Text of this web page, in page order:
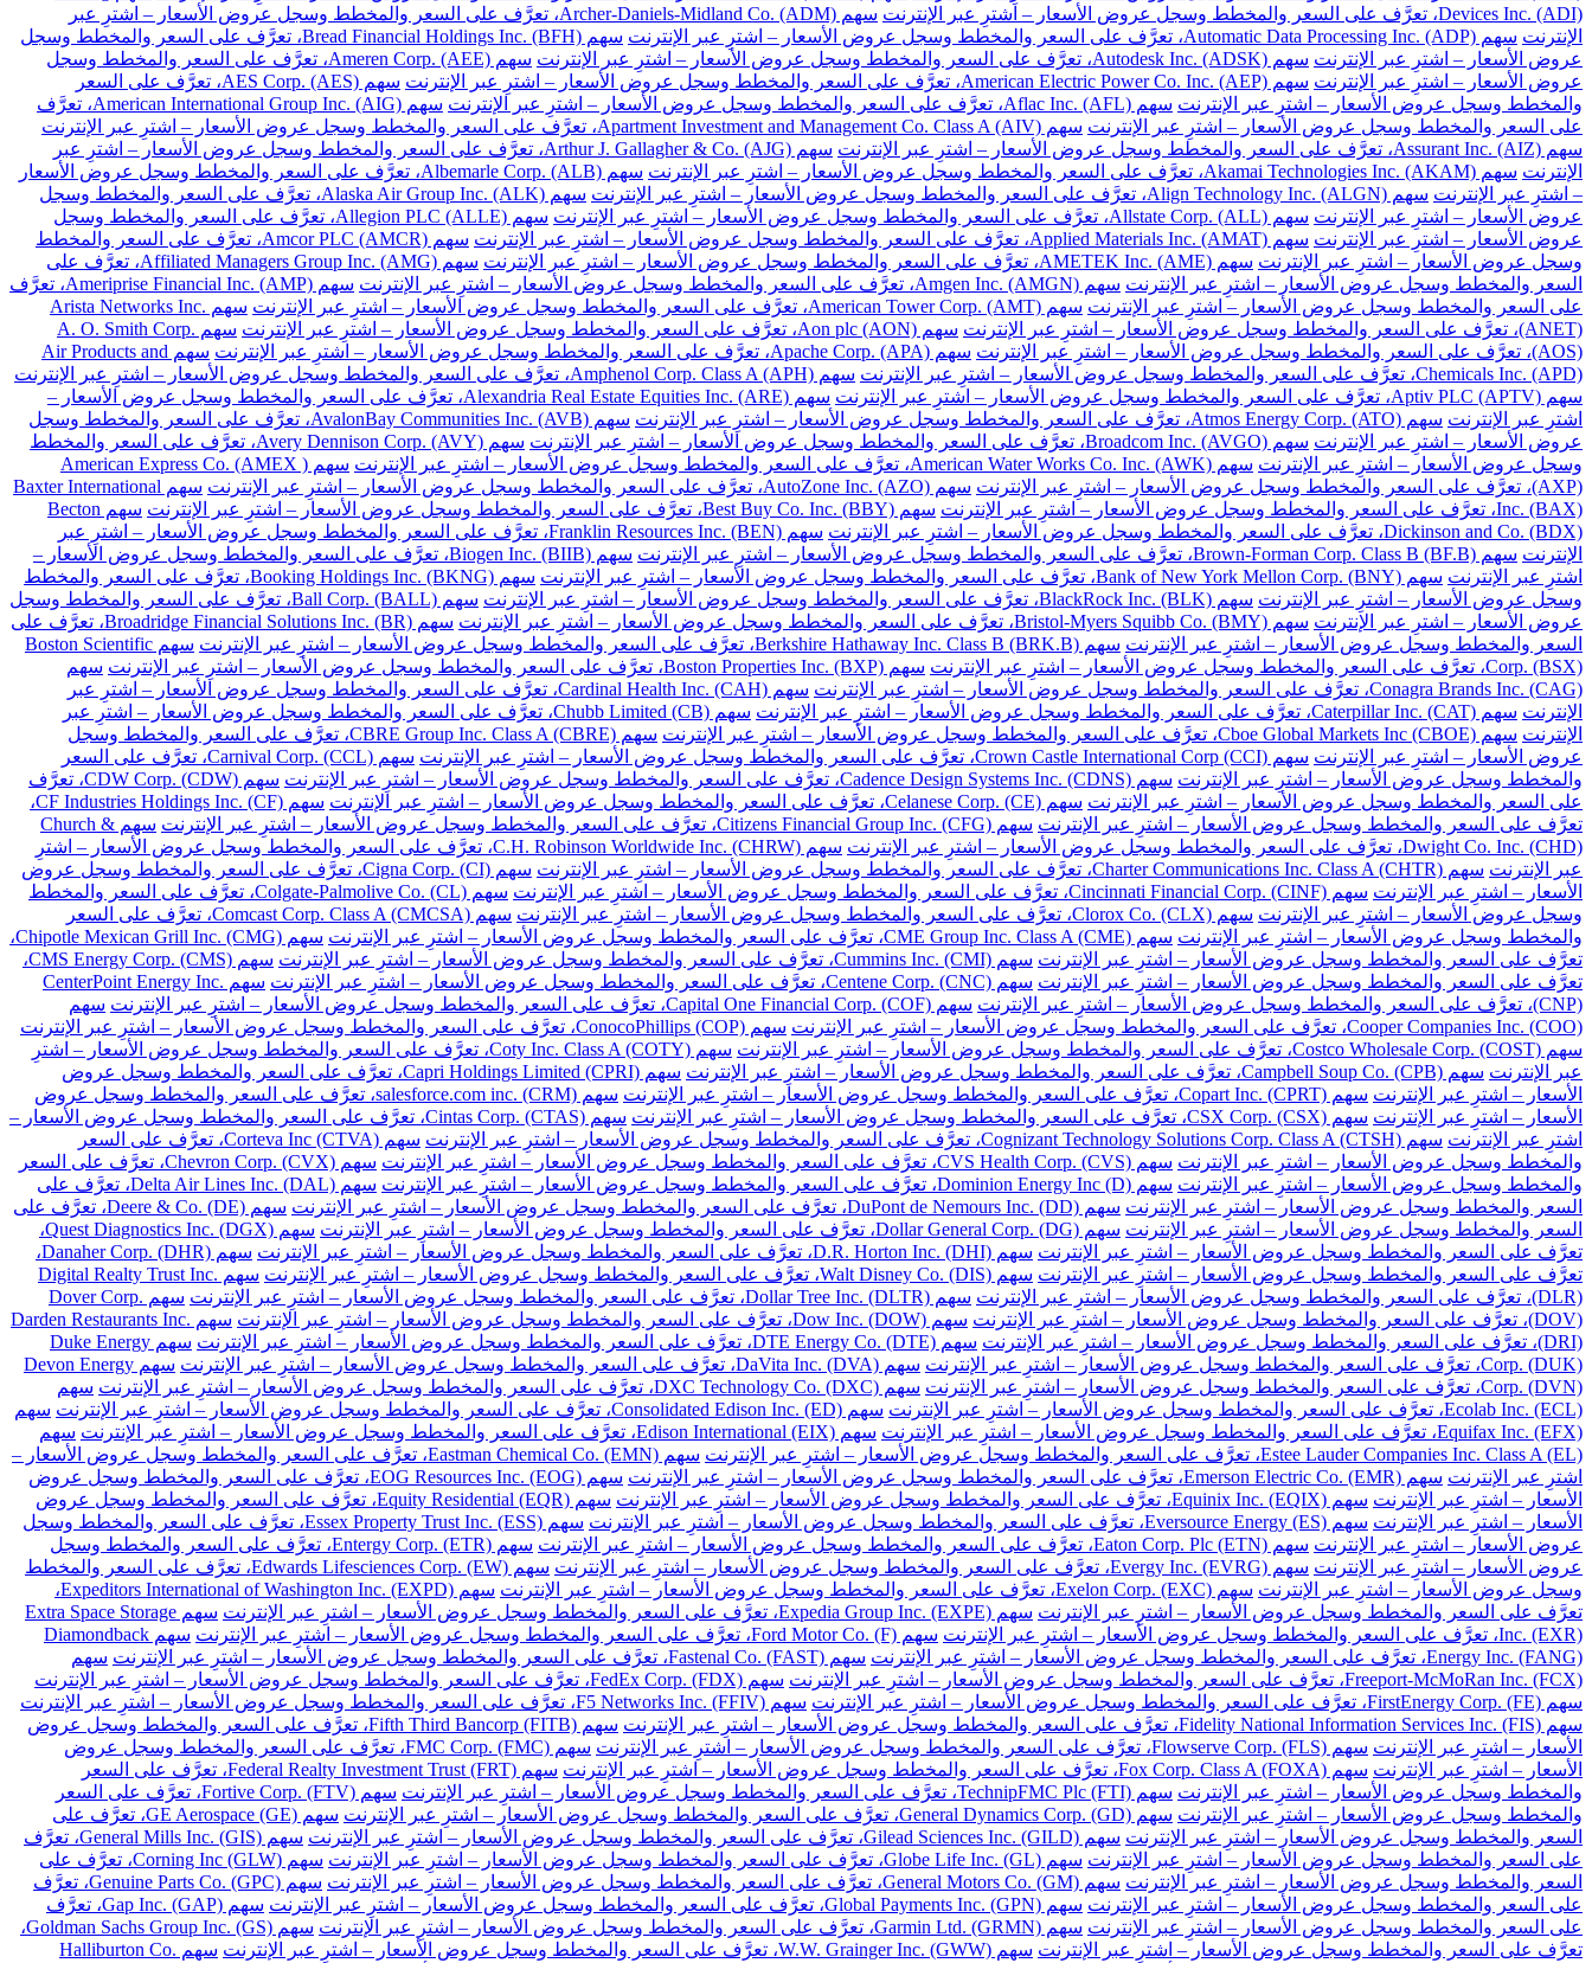
Devices Inc. (ADI)، تعرَّف على السعر والمخطط وسجل عروض الأسعار – اشترِ عبر الإنترنت
سهم Archer-Daniels-Midland Co. (ADM)، تعرَّف على السعر والمخطط وسجل عروض الأسعار – اشترِ عبر
الإنترنت سهم Automatic Data Processing Inc. (ADP)، تعرَّف على السعر والمخطط وسجل عروض الأسعار – اشترِ عبر الإنترنت
سهم Bread Financial Holdings Inc. (BFH)، تعرَّف على السعر والمخطط وسجل
عروض الأسعار – اشترِ عبر الإنترنت سهم Autodesk Inc. (ADSK)، تعرَّف على السعر والمخطط وسجل عروض الأسعار – اشترِ عبر الإنترنت
سهم Ameren Corp. (AEE)، تعرَّف على السعر والمخطط وسجل
عروض الأسعار – اشترِ عبر الإنترنت سهم American Electric Power Co. Inc. (AEP)، تعرَّف على السعر والمخطط وسجل عروض الأسعار – اشترِ عبر الإنترنت
سهم AES Corp. (AES)، تعرَّف على السعر
والمخطط وسجل عروض الأسعار – اشترِ عبر الإنترنت سهم Aflac Inc. (AFL)، تعرَّف على السعر والمخطط وسجل عروض الأسعار – اشترِ عبر الإنترنت
سهم American International Group Inc. (AIG)، تعرَّف
على السعر والمخطط وسجل عروض الأسعار – اشترِ عبر الإنترنت سهم Apartment Investment and Management Co. Class A (AIV)، تعرَّف على السعر والمخطط وسجل عروض الأسعار – اشترِ عبر الإنترنت
سهم Assurant Inc. (AIZ)، تعرَّف على السعر والمخطط وسجل عروض الأسعار – اشترِ عبر الإنترنت
سهم Arthur J. Gallagher & Co. (AJG)، تعرَّف على السعر والمخطط وسجل عروض الأسعار – اشترِ عبر
الإنترنت سهم Akamai Technologies Inc. (AKAM)، تعرَّف على السعر والمخطط وسجل عروض الأسعار – اشترِ عبر الإنترنت
سهم Albemarle Corp. (ALB)، تعرَّف على السعر والمخطط وسجل عروض الأسعار
– اشترِ عبر الإنترنت سهم Align Technology Inc. (ALGN)، تعرَّف على السعر والمخطط وسجل عروض الأسعار – اشترِ عبر الإنترنت
سهم Alaska Air Group Inc. (ALK)، تعرَّف على السعر والمخطط وسجل
عروض الأسعار – اشترِ عبر الإنترنت سهم Allstate Corp. (ALL)، تعرَّف على السعر والمخطط وسجل عروض الأسعار – اشترِ عبر الإنترنت
سهم Allegion PLC (ALLE)، تعرَّف على السعر والمخطط وسجل
عروض الأسعار – اشترِ عبر الإنترنت سهم Applied Materials Inc. (AMAT)، تعرَّف على السعر والمخطط وسجل عروض الأسعار – اشترِ عبر الإنترنت
سهم Amcor PLC (AMCR)، تعرَّف على السعر والمخطط
وسجل عروض الأسعار – اشترِ عبر الإنترنت سهم AMETEK Inc. (AME)، تعرَّف على السعر والمخطط وسجل عروض الأسعار – اشترِ عبر الإنترنت
سهم Affiliated Managers Group Inc. (AMG)، تعرَّف على
السعر والمخطط وسجل عروض الأسعار – اشترِ عبر الإنترنت سهم Amgen Inc. (AMGN)، تعرَّف على السعر والمخطط وسجل عروض الأسعار – اشترِ عبر الإنترنت
سهم Ameriprise Financial Inc. (AMP)، تعرَّف
على السعر والمخطط وسجل عروض الأسعار – اشترِ عبر الإنترنت سهم American Tower Corp. (AMT)، تعرَّف على السعر والمخطط وسجل عروض الأسعار – اشترِ عبر الإنترنت
سهم Arista Networks Inc.
(ANET)، تعرَّف على السعر والمخطط وسجل عروض الأسعار – اشترِ عبر الإنترنت
سهم Aon plc (AON)، تعرَّف على السعر والمخطط وسجل عروض الأسعار – اشترِ عبر الإنترنت
سهم A. O. Smith Corp.
(AOS)، تعرَّف على السعر والمخطط وسجل عروض الأسعار – اشترِ عبر الإنترنت
سهم Apache Corp. (APA)، تعرَّف على السعر والمخطط وسجل عروض الأسعار – اشترِ عبر الإنترنت
سهم Air Products and
Chemicals Inc. (APD)، تعرَّف على السعر والمخطط وسجل عروض الأسعار – اشترِ عبر الإنترنت
سهم Amphenol Corp. Class A (APH)، تعرَّف على السعر والمخطط وسجل عروض الأسعار – اشترِ عبر الإنترنت
سهم Aptiv PLC (APTV)، تعرَّف على السعر والمخطط وسجل عروض الأسعار – اشترِ عبر الإنترنت
سهم Alexandria Real Estate Equities Inc. (ARE)، تعرَّف على السعر والمخطط وسجل عروض الأسعار –
اشترِ عبر الإنترنت سهم Atmos Energy Corp. (ATO)، تعرَّف على السعر والمخطط وسجل عروض الأسعار – اشترِ عبر الإنترنت
سهم AvalonBay Communities Inc. (AVB)، تعرَّف على السعر والمخطط وسجل
عروض الأسعار – اشترِ عبر الإنترنت سهم Broadcom Inc. (AVGO)، تعرَّف على السعر والمخطط وسجل عروض الأسعار – اشترِ عبر الإنترنت
سهم Avery Dennison Corp. (AVY)، تعرَّف على السعر والمخطط
وسجل عروض الأسعار – اشترِ عبر الإنترنت سهم American Water Works Co. Inc. (AWK)، تعرَّف على السعر والمخطط وسجل عروض الأسعار – اشترِ عبر الإنترنت
سهم American Express Co. (AMEX )
(AXP)، تعرَّف على السعر والمخطط وسجل عروض الأسعار – اشترِ عبر الإنترنت
سهم AutoZone Inc. (AZO)، تعرَّف على السعر والمخطط وسجل عروض الأسعار – اشترِ عبر الإنترنت
سهم Baxter International
Inc. (BAX)، تعرَّف على السعر والمخطط وسجل عروض الأسعار – اشترِ عبر الإنترنت
سهم Best Buy Co. Inc. (BBY)، تعرَّف على السعر والمخطط وسجل عروض الأسعار – اشترِ عبر الإنترنت
سهم Becton
Dickinson and Co. (BDX)، تعرَّف على السعر والمخطط وسجل عروض الأسعار – اشترِ عبر الإنترنت
سهم Franklin Resources Inc. (BEN)، تعرَّف على السعر والمخطط وسجل عروض الأسعار – اشترِ عبر
الإنترنت سهم Brown-Forman Corp. Class B (BF.B)، تعرَّف على السعر والمخطط وسجل عروض الأسعار – اشترِ عبر الإنترنت
سهم Biogen Inc. (BIIB)، تعرَّف على السعر والمخطط وسجل عروض الأسعار –
اشترِ عبر الإنترنت سهم Bank of New York Mellon Corp. (BNY)، تعرَّف على السعر والمخطط وسجل عروض الأسعار – اشترِ عبر الإنترنت
سهم Booking Holdings Inc. (BKNG)، تعرَّف على السعر والمخطط
وسجل عروض الأسعار – اشترِ عبر الإنترنت سهم BlackRock Inc. (BLK)، تعرَّف على السعر والمخطط وسجل عروض الأسعار – اشترِ عبر الإنترنت
سهم Ball Corp. (BALL)، تعرَّف على السعر والمخطط وسجل
عروض الأسعار – اشترِ عبر الإنترنت سهم Bristol-Myers Squibb Co. (BMY)، تعرَّف على السعر والمخطط وسجل عروض الأسعار – اشترِ عبر الإنترنت
سهم Broadridge Financial Solutions Inc. (BR)، تعرَّف على
السعر والمخطط وسجل عروض الأسعار – اشترِ عبر الإنترنت سهم Berkshire Hathaway Inc. Class B (BRK.B)، تعرَّف على السعر والمخطط وسجل عروض الأسعار – اشترِ عبر الإنترنت
سهم Boston Scientific
Corp. (BSX)، تعرَّف على السعر والمخطط وسجل عروض الأسعار – اشترِ عبر الإنترنت
سهم Boston Properties Inc. (BXP)، تعرَّف على السعر والمخطط وسجل عروض الأسعار – اشترِ عبر الإنترنت
سهم
Conagra Brands Inc. (CAG)، تعرَّف على السعر والمخطط وسجل عروض الأسعار – اشترِ عبر الإنترنت
سهم Cardinal Health Inc. (CAH)، تعرَّف على السعر والمخطط وسجل عروض الأسعار – اشترِ عبر
الإنترنت سهم Caterpillar Inc. (CAT)، تعرَّف على السعر والمخطط وسجل عروض الأسعار – اشترِ عبر الإنترنت
سهم Chubb Limited (CB)، تعرَّف على السعر والمخطط وسجل عروض الأسعار – اشترِ عبر
الإنترنت سهم Cboe Global Markets Inc (CBOE)، تعرَّف على السعر والمخطط وسجل عروض الأسعار – اشترِ عبر الإنترنت
سهم CBRE Group Inc. Class A (CBRE)، تعرَّف على السعر والمخطط وسجل
عروض الأسعار – اشترِ عبر الإنترنت سهم Crown Castle International Corp (CCI)، تعرَّف على السعر والمخطط وسجل عروض الأسعار – اشترِ عبر الإنترنت
سهم Carnival Corp. (CCL)، تعرَّف على السعر
والمخطط وسجل عروض الأسعار – اشترِ عبر الإنترنت سهم Cadence Design Systems Inc. (CDNS)، تعرَّف على السعر والمخطط وسجل عروض الأسعار – اشترِ عبر الإنترنت
سهم CDW Corp. (CDW)، تعرَّف
على السعر والمخطط وسجل عروض الأسعار – اشترِ عبر الإنترنت سهم Celanese Corp. (CE)، تعرَّف على السعر والمخطط وسجل عروض الأسعار – اشترِ عبر الإنترنت
سهم CF Industries Holdings Inc. (CF)،
تعرَّف على السعر والمخطط وسجل عروض الأسعار – اشترِ عبر الإنترنت سهم Citizens Financial Group Inc. (CFG)، تعرَّف على السعر والمخطط وسجل عروض الأسعار – اشترِ عبر الإنترنت
سهم Church &
Dwight Co. Inc. (CHD)، تعرَّف على السعر والمخطط وسجل عروض الأسعار – اشترِ عبر الإنترنت
سهم C.H. Robinson Worldwide Inc. (CHRW)، تعرَّف على السعر والمخطط وسجل عروض الأسعار – اشترِ
عبر الإنترنت سهم Charter Communications Inc. Class A (CHTR)، تعرَّف على السعر والمخطط وسجل عروض الأسعار – اشترِ عبر الإنترنت
سهم Cigna Corp. (CI)، تعرَّف على السعر والمخطط وسجل عروض
الأسعار – اشترِ عبر الإنترنت سهم Cincinnati Financial Corp. (CINF)، تعرَّف على السعر والمخطط وسجل عروض الأسعار – اشترِ عبر الإنترنت
سهم Colgate-Palmolive Co. (CL)، تعرَّف على السعر والمخطط
وسجل عروض الأسعار – اشترِ عبر الإنترنت سهم Clorox Co. (CLX)، تعرَّف على السعر والمخطط وسجل عروض الأسعار – اشترِ عبر الإنترنت
سهم Comcast Corp. Class A (CMCSA)، تعرَّف على السعر
والمخطط وسجل عروض الأسعار – اشترِ عبر الإنترنت سهم CME Group Inc. Class A (CME)، تعرَّف على السعر والمخطط وسجل عروض الأسعار – اشترِ عبر الإنترنت
سهم Chipotle Mexican Grill Inc. (CMG)،
تعرَّف على السعر والمخطط وسجل عروض الأسعار – اشترِ عبر الإنترنت سهم Cummins Inc. (CMI)، تعرَّف على السعر والمخطط وسجل عروض الأسعار – اشترِ عبر الإنترنت
سهم CMS Energy Corp. (CMS)،
تعرَّف على السعر والمخطط وسجل عروض الأسعار – اشترِ عبر الإنترنت سهم Centene Corp. (CNC)، تعرَّف على السعر والمخطط وسجل عروض الأسعار – اشترِ عبر الإنترنت
سهم CenterPoint Energy Inc.
(CNP)، تعرَّف على السعر والمخطط وسجل عروض الأسعار – اشترِ عبر الإنترنت
سهم Capital One Financial Corp. (COF)، تعرَّف على السعر والمخطط وسجل عروض الأسعار – اشترِ عبر الإنترنت
سهم
Cooper Companies Inc. (COO)، تعرَّف على السعر والمخطط وسجل عروض الأسعار – اشترِ عبر الإنترنت
سهم ConocoPhillips (COP)، تعرَّف على السعر والمخطط وسجل عروض الأسعار – اشترِ عبر الإنترنت
سهم Costco Wholesale Corp. (COST)، تعرَّف على السعر والمخطط وسجل عروض الأسعار – اشترِ عبر الإنترنت
سهم Coty Inc. Class A (COTY)، تعرَّف على السعر والمخطط وسجل عروض الأسعار – اشترِ
عبر الإنترنت سهم Campbell Soup Co. (CPB)، تعرَّف على السعر والمخطط وسجل عروض الأسعار – اشترِ عبر الإنترنت
سهم Capri Holdings Limited (CPRI)، تعرَّف على السعر والمخطط وسجل عروض
الأسعار – اشترِ عبر الإنترنت سهم Copart Inc. (CPRT)، تعرَّف على السعر والمخطط وسجل عروض الأسعار – اشترِ عبر الإنترنت
سهم salesforce.com inc. (CRM)، تعرَّف على السعر والمخطط وسجل عروض
الأسعار – اشترِ عبر الإنترنت سهم CSX Corp. (CSX)، تعرَّف على السعر والمخطط وسجل عروض الأسعار – اشترِ عبر الإنترنت
سهم Cintas Corp. (CTAS)، تعرَّف على السعر والمخطط وسجل عروض الأسعار –
اشترِ عبر الإنترنت سهم Cognizant Technology Solutions Corp. Class A (CTSH)، تعرَّف على السعر والمخطط وسجل عروض الأسعار – اشترِ عبر الإنترنت
سهم Corteva Inc (CTVA)، تعرَّف على السعر
والمخطط وسجل عروض الأسعار – اشترِ عبر الإنترنت سهم CVS Health Corp. (CVS)، تعرَّف على السعر والمخطط وسجل عروض الأسعار – اشترِ عبر الإنترنت
سهم Chevron Corp. (CVX)، تعرَّف على السعر
والمخطط وسجل عروض الأسعار – اشترِ عبر الإنترنت سهم Dominion Energy Inc (D)، تعرَّف على السعر والمخطط وسجل عروض الأسعار – اشترِ عبر الإنترنت
سهم Delta Air Lines Inc. (DAL)، تعرَّف على
السعر والمخطط وسجل عروض الأسعار – اشترِ عبر الإنترنت سهم DuPont de Nemours Inc. (DD)، تعرَّف على السعر والمخطط وسجل عروض الأسعار – اشترِ عبر الإنترنت
سهم Deere & Co. (DE)، تعرَّف على
السعر والمخطط وسجل عروض الأسعار – اشترِ عبر الإنترنت سهم Dollar General Corp. (DG)، تعرَّف على السعر والمخطط وسجل عروض الأسعار – اشترِ عبر الإنترنت
سهم Quest Diagnostics Inc. (DGX)،
تعرَّف على السعر والمخطط وسجل عروض الأسعار – اشترِ عبر الإنترنت سهم D.R. Horton Inc. (DHI)، تعرَّف على السعر والمخطط وسجل عروض الأسعار – اشترِ عبر الإنترنت
سهم Danaher Corp. (DHR)،
تعرَّف على السعر والمخطط وسجل عروض الأسعار – اشترِ عبر الإنترنت سهم Walt Disney Co. (DIS)، تعرَّف على السعر والمخطط وسجل عروض الأسعار – اشترِ عبر الإنترنت
سهم Digital Realty Trust Inc.
(DLR)، تعرَّف على السعر والمخطط وسجل عروض الأسعار – اشترِ عبر الإنترنت
سهم Dollar Tree Inc. (DLTR)، تعرَّف على السعر والمخطط وسجل عروض الأسعار – اشترِ عبر الإنترنت
سهم Dover Corp.
(DOV)، تعرَّف على السعر والمخطط وسجل عروض الأسعار – اشترِ عبر الإنترنت
سهم Dow Inc. (DOW)، تعرَّف على السعر والمخطط وسجل عروض الأسعار – اشترِ عبر الإنترنت
سهم Darden Restaurants Inc.
(DRI)، تعرَّف على السعر والمخطط وسجل عروض الأسعار – اشترِ عبر الإنترنت
سهم DTE Energy Co. (DTE)، تعرَّف على السعر والمخطط وسجل عروض الأسعار – اشترِ عبر الإنترنت
سهم Duke Energy
Corp. (DUK)، تعرَّف على السعر والمخطط وسجل عروض الأسعار – اشترِ عبر الإنترنت
سهم DaVita Inc. (DVA)، تعرَّف على السعر والمخطط وسجل عروض الأسعار – اشترِ عبر الإنترنت
سهم Devon Energy
Corp. (DVN)، تعرَّف على السعر والمخطط وسجل عروض الأسعار – اشترِ عبر الإنترنت
سهم DXC Technology Co. (DXC)، تعرَّف على السعر والمخطط وسجل عروض الأسعار – اشترِ عبر الإنترنت
سهم
Ecolab Inc. (ECL)، تعرَّف على السعر والمخطط وسجل عروض الأسعار – اشترِ عبر الإنترنت
سهم Consolidated Edison Inc. (ED)، تعرَّف على السعر والمخطط وسجل عروض الأسعار – اشترِ عبر الإنترنت
سهم
Equifax Inc. (EFX)، تعرَّف على السعر والمخطط وسجل عروض الأسعار – اشترِ عبر الإنترنت
سهم Edison International (EIX)، تعرَّف على السعر والمخطط وسجل عروض الأسعار – اشترِ عبر الإنترنت
سهم
Estee Lauder Companies Inc. Class A (EL)، تعرَّف على السعر والمخطط وسجل عروض الأسعار – اشترِ عبر الإنترنت
سهم Eastman Chemical Co. (EMN)، تعرَّف على السعر والمخطط وسجل عروض الأسعار –
اشترِ عبر الإنترنت سهم Emerson Electric Co. (EMR)، تعرَّف على السعر والمخطط وسجل عروض الأسعار – اشترِ عبر الإنترنت
سهم EOG Resources Inc. (EOG)، تعرَّف على السعر والمخطط وسجل عروض
الأسعار – اشترِ عبر الإنترنت سهم Equinix Inc. (EQIX)، تعرَّف على السعر والمخطط وسجل عروض الأسعار – اشترِ عبر الإنترنت
سهم Equity Residential (EQR)، تعرَّف على السعر والمخطط وسجل عروض
الأسعار – اشترِ عبر الإنترنت سهم Eversource Energy (ES)، تعرَّف على السعر والمخطط وسجل عروض الأسعار – اشترِ عبر الإنترنت
سهم Essex Property Trust Inc. (ESS)، تعرَّف على السعر والمخطط وسجل
عروض الأسعار – اشترِ عبر الإنترنت سهم Eaton Corp. Plc (ETN)، تعرَّف على السعر والمخطط وسجل عروض الأسعار – اشترِ عبر الإنترنت
سهم Entergy Corp. (ETR)، تعرَّف على السعر والمخطط وسجل
عروض الأسعار – اشترِ عبر الإنترنت سهم Evergy Inc. (EVRG)، تعرَّف على السعر والمخطط وسجل عروض الأسعار – اشترِ عبر الإنترنت
سهم Edwards Lifesciences Corp. (EW)، تعرَّف على السعر والمخطط
وسجل عروض الأسعار – اشترِ عبر الإنترنت سهم Exelon Corp. (EXC)، تعرَّف على السعر والمخطط وسجل عروض الأسعار – اشترِ عبر الإنترنت
سهم Expeditors International of Washington Inc. (EXPD)،
تعرَّف على السعر والمخطط وسجل عروض الأسعار – اشترِ عبر الإنترنت سهم Expedia Group Inc. (EXPE)، تعرَّف على السعر والمخطط وسجل عروض الأسعار – اشترِ عبر الإنترنت
سهم Extra Space Storage
Inc. (EXR)، تعرَّف على السعر والمخطط وسجل عروض الأسعار – اشترِ عبر الإنترنت
سهم Ford Motor Co. (F)، تعرَّف على السعر والمخطط وسجل عروض الأسعار – اشترِ عبر الإنترنت
سهم Diamondback
Energy Inc. (FANG)، تعرَّف على السعر والمخطط وسجل عروض الأسعار – اشترِ عبر الإنترنت
سهم Fastenal Co. (FAST)، تعرَّف على السعر والمخطط وسجل عروض الأسعار – اشترِ عبر الإنترنت
سهم
Freeport-McMoRan Inc. (FCX)، تعرَّف على السعر والمخطط وسجل عروض الأسعار – اشترِ عبر الإنترنت
سهم FedEx Corp. (FDX)، تعرَّف على السعر والمخطط وسجل عروض الأسعار – اشترِ عبر الإنترنت
سهم FirstEnergy Corp. (FE)، تعرَّف على السعر والمخطط وسجل عروض الأسعار – اشترِ عبر الإنترنت
سهم F5 Networks Inc. (FFIV)، تعرَّف على السعر والمخطط وسجل عروض الأسعار – اشترِ عبر الإنترنت
سهم Fidelity National Information Services Inc. (FIS)، تعرَّف على السعر والمخطط وسجل عروض الأسعار – اشترِ عبر الإنترنت
سهم Fifth Third Bancorp (FITB)، تعرَّف على السعر والمخطط وسجل عروض
الأسعار – اشترِ عبر الإنترنت سهم Flowserve Corp. (FLS)، تعرَّف على السعر والمخطط وسجل عروض الأسعار – اشترِ عبر الإنترنت
سهم FMC Corp. (FMC)، تعرَّف على السعر والمخطط وسجل عروض
الأسعار – اشترِ عبر الإنترنت سهم Fox Corp. Class A (FOXA)، تعرَّف على السعر والمخطط وسجل عروض الأسعار – اشترِ عبر الإنترنت
سهم Federal Realty Investment Trust (FRT)، تعرَّف على السعر
والمخطط وسجل عروض الأسعار – اشترِ عبر الإنترنت سهم TechnipFMC Plc (FTI)، تعرَّف على السعر والمخطط وسجل عروض الأسعار – اشترِ عبر الإنترنت
سهم Fortive Corp. (FTV)، تعرَّف على السعر
والمخطط وسجل عروض الأسعار – اشترِ عبر الإنترنت سهم General Dynamics Corp. (GD)، تعرَّف على السعر والمخطط وسجل عروض الأسعار – اشترِ عبر الإنترنت
سهم GE Aerospace (GE)، تعرَّف على
السعر والمخطط وسجل عروض الأسعار – اشترِ عبر الإنترنت سهم Gilead Sciences Inc. (GILD)، تعرَّف على السعر والمخطط وسجل عروض الأسعار – اشترِ عبر الإنترنت
سهم General Mills Inc. (GIS)، تعرَّف
على السعر والمخطط وسجل عروض الأسعار – اشترِ عبر الإنترنت سهم Globe Life Inc. (GL)، تعرَّف على السعر والمخطط وسجل عروض الأسعار – اشترِ عبر الإنترنت
سهم Corning Inc (GLW)، تعرَّف على
السعر والمخطط وسجل عروض الأسعار – اشترِ عبر الإنترنت سهم General Motors Co. (GM)، تعرَّف على السعر والمخطط وسجل عروض الأسعار – اشترِ عبر الإنترنت
سهم Genuine Parts Co. (GPC)، تعرَّف
على السعر والمخطط وسجل عروض الأسعار – اشترِ عبر الإنترنت سهم Global Payments Inc. (GPN)، تعرَّف على السعر والمخطط وسجل عروض الأسعار – اشترِ عبر الإنترنت
سهم Gap Inc. (GAP)، تعرَّف
على السعر والمخطط وسجل عروض الأسعار – اشترِ عبر الإنترنت سهم Garmin Ltd. (GRMN)، تعرَّف على السعر والمخطط وسجل عروض الأسعار – اشترِ عبر الإنترنت
سهم Goldman Sachs Group Inc. (GS)،
تعرَّف على السعر والمخطط وسجل عروض الأسعار – اشترِ عبر الإنترنت سهم W.W. Grainger Inc. (GWW)، تعرَّف على السعر والمخطط وسجل عروض الأسعار – اشترِ عبر الإنترنت
سهم Halliburton Co.